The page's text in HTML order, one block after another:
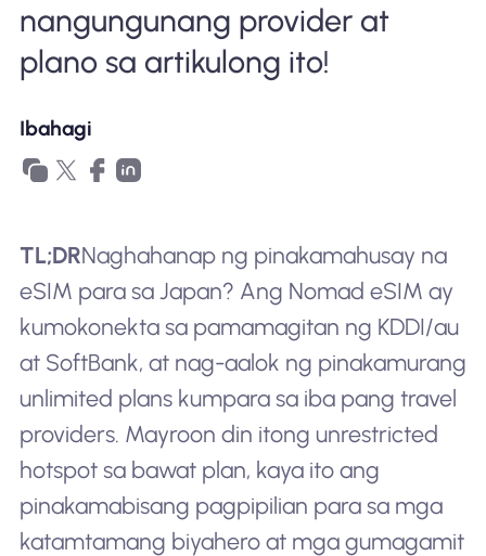
nangungunang provider at
plano sa artikulong ito!
Ibahagi
TL;DRNaghahanap ng pinakamahusay na
eSIM para sa Japan? Ang Nomad eSIM ay
kumokonekta sa pamamagitan ng KDDI/au
at SoftBank, at nag-aalok ng pinakamurang
unlimited plans kumpara sa iba pang travel
providers. Mayroon din itong unrestricted
hotspot sa bawat plan, kaya ito ang
pinakamabisang pagpipilian para sa mga
katamtamang biyahero at mga gumagamit